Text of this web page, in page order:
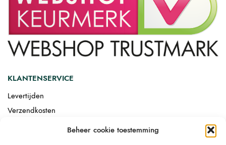
Beheer cookie toestemming
KLANTENSERVICE
Levertijden
Verzendkosten
Afgemonteerd laten bezorgen